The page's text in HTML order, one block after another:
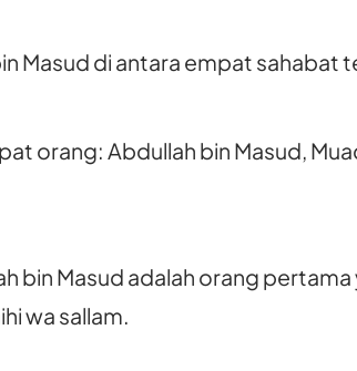
Masud di antara empat sahabat
orang: Abdullah bin Masud,
bin Masud adalah orang
wa sallam.